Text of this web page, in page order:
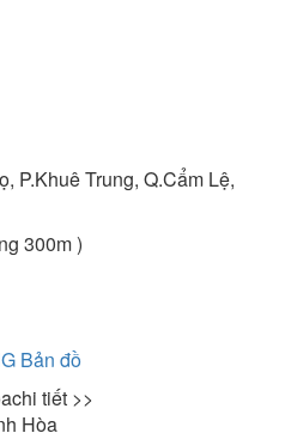
P.Khuê Trung, Q.Cẩm Lệ,
300m )
Bản đồ
chi tiết >>
Hòa